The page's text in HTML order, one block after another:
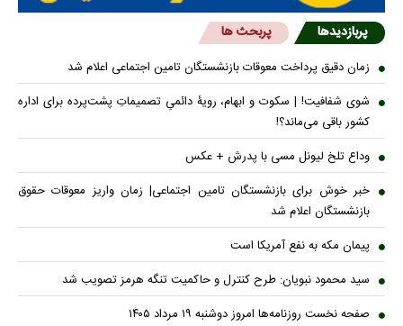
پربازدیدها پربحث ها
زمان دقیق پرداخت معوقات بازنشستگان تامین اجتماعی اعلام شد
شوی شفافیت! | سکوت و ابهام، رویۀ دائمیِ تصمیماتِ پشت‌پرده برای اداره
کشور باقی می‌ماند؟!
وداع تلخ لیونل مسی با پدرش + عکس
خبر خوش برای بازنشستگان تامین اجتماعی| زمان واریز معوقات حقوق
بازنشستگان اعلام شد
پیمان مکه به نفع آمریکا است
سید محمود نبویان: طرح کنترل و حاکمیت تنگه هرمز تصویب شد
صفحه نخست روزنامه‌ها امروز دوشنبه ۱۹ مرداد ۱۴۰۵